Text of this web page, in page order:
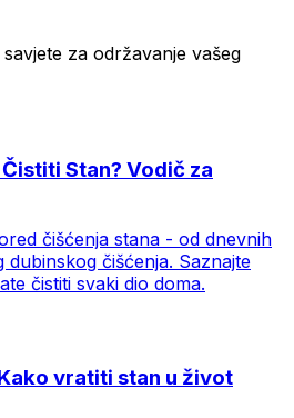
za održavanje vašeg
Stan? Vodič za
čišćenja stana - od dnevnih
dubinskog čišćenja. Saznajte
čistiti svaki dio doma.
vratiti stan u život